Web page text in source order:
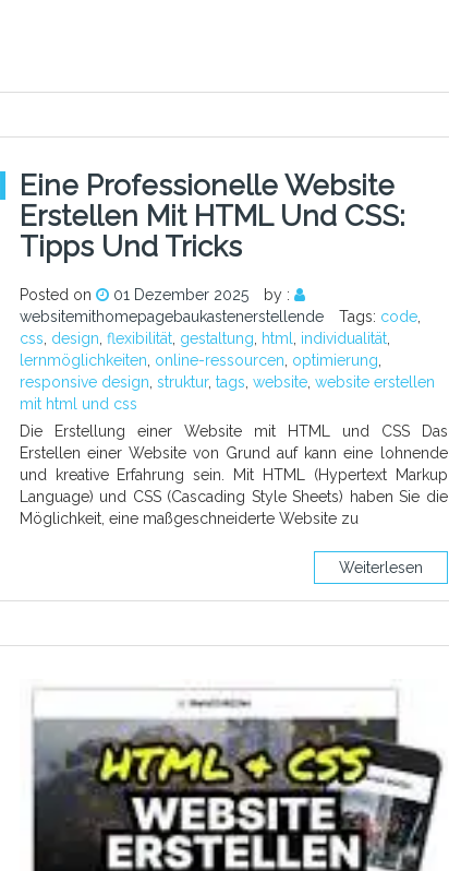
Eine Professionelle Website
Erstellen Mit HTML Und CSS:
Tipps Und Tricks
Posted on 01 Dezember 2025
by :
websitemithomepagebaukastenerstellende
Tags: code,
css design flexibilität, gestaltung html individualität,
lernmöglichkeiten online-ressourcen optimierung
responsive design struktur, tags website, website erstellen
mit html und css
Die Erstellung einer Website mit HTML und CSS Das
Erstellen einer Website von Grund auf kann eine lohnende
und kreative Erfahrung sein. Mit HTML (Hypertext Markup
Language) und CSS (Cascading Style Sheets) haben Sie die
Möglichkeit, eine maßgeschneiderte Website zu
Weiterlesen